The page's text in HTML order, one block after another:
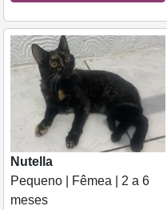
Nutella
Pequeno | Fêmea | 2 a 6
meses